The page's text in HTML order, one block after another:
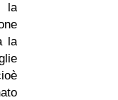
la
la